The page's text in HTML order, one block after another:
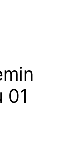
01